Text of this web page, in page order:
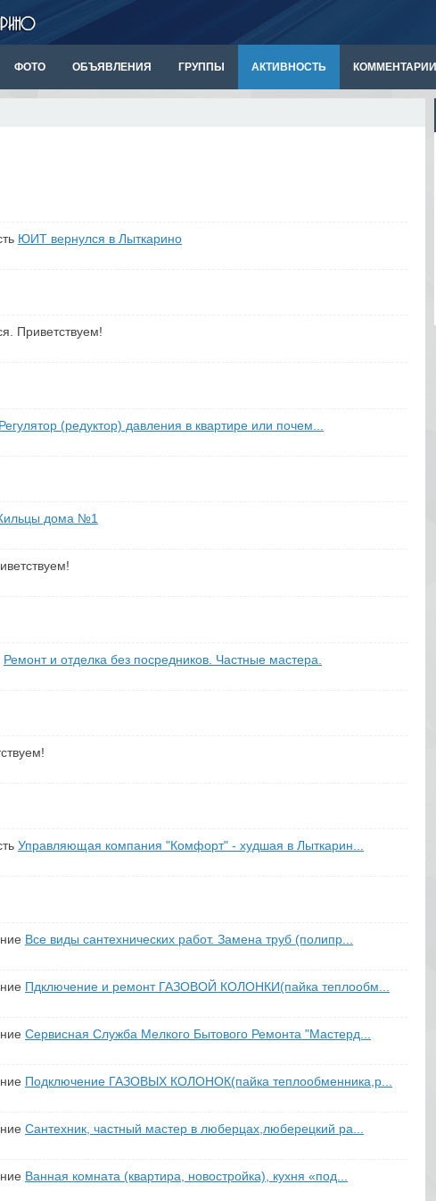
ФОТО ОБЪЯВЛЕНИЯ ГРУППЫ АКТИВНОСТЬ КОММЕНТАРИИ
ЮИТ вернулся в Лыткарино
Приветствуем!
Регулятор (редуктор) давления в квартире или почем...
дома №1
Ремонт и отделка без посредников. Частные мастера.
Управляющая компания "Комфорт" - худшая в Лыткарин...
Все виды сантехнических работ. Замена труб (полипр...
Пдключение и ремонт ГАЗОВОЙ КОЛОНКИ(пайка теплообм...
Сервисная Служба Мелкого Бытового Ремонта "Мастерд...
Подключение ГАЗОВЫХ КОЛОНОК(пайка теплообменника,р...
Сантехник, частный мастер в люберцах,люберецкий ра...
Ванная комната (квартира, новостройка), кухня «под...